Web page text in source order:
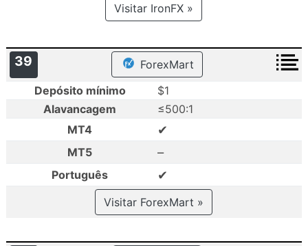
Visitar IronFX »
39
ForexMart
Depósito mínimo
$1
Alavancagem
≤500:1
MT4
✔
MT5 –
Português ✔
Visitar ForexMart »